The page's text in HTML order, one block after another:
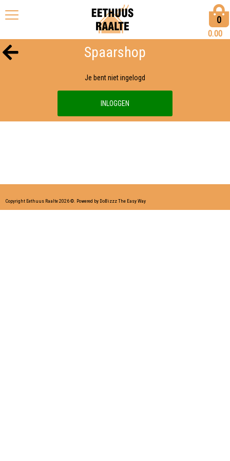
0
0.00
Spaarshop
Je bent niet ingelogd
INLOGGEN
Copyright Eethuus Raalte 2026 ©. Powered by DoBizzz The Easy Way